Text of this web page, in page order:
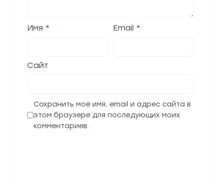
Имя * Email *
Сайт
Сохранить моё имя, email и адрес сайта в
этом браузере для последующих моих
комментариев.